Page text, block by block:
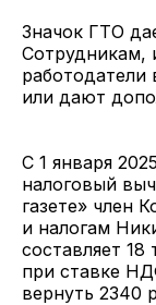
Значок ГТО
Сотрудникам,
работодатели
или дают
С 1 января
налоговый
газете» член
и налогам
составляет 18
при ставке
вернуть 2340